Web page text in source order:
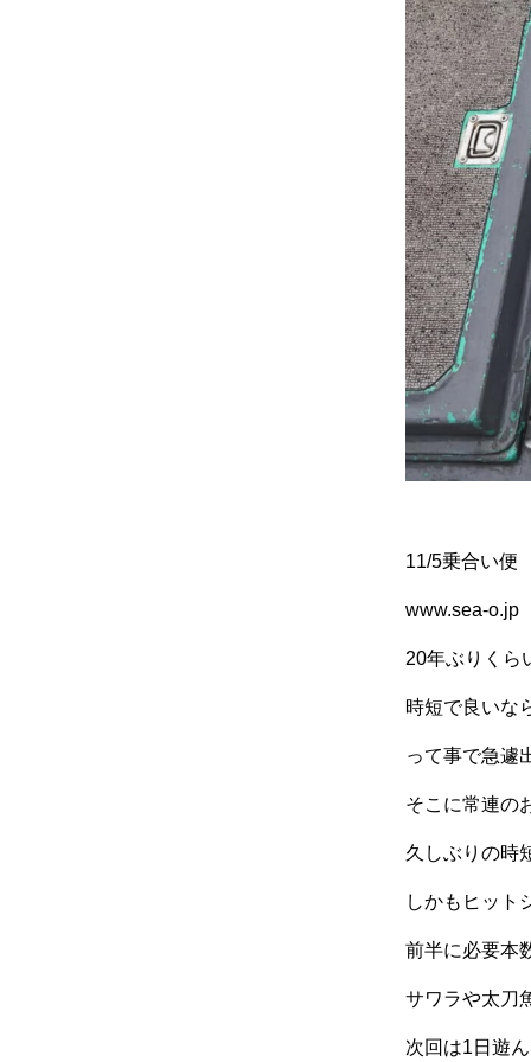
11/5乗合い便
www.sea-o.jp
20年ぶりくら
時短で良いな
って事で急遽
そこに常連の
久しぶりの時
しかもヒット
前半に必要本
サワラや太刀
次回は1日遊